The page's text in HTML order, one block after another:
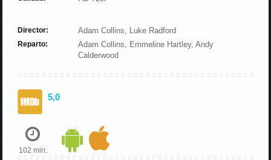
Director: Adam Collins, Luke Radford
Reparto:
Adam Collins, Emmeline Hartley, Andy
Calderwood
5,0
102 min.